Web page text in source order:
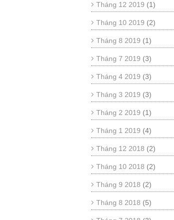
Tháng 12 2019 (1)
Tháng 10 2019 (2)
Tháng 8 2019 (1)
Tháng 7 2019 (3)
Tháng 4 2019 (3)
Tháng 3 2019 (3)
Tháng 2 2019 (1)
Tháng 1 2019 (4)
Tháng 12 2018 (2)
Tháng 10 2018 (2)
Tháng 9 2018 (2)
Tháng 8 2018 (5)